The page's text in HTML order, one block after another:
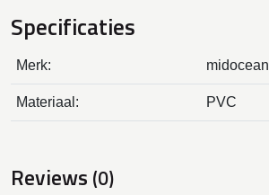
Specificaties
Merk: midocean
Materiaal: PVC
Reviews (0)